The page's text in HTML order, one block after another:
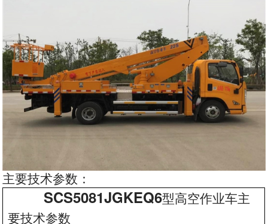
主要技术参数：
SCS5081JGKEQ6型高空作业车主
要技术参数